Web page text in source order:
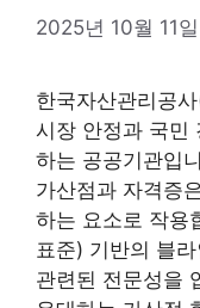
2025년 10월 11일
한국자산관리공
시장 안정과 국민
하는 공공기관입
가산점과 자격증
하는 요소로 작용
표준) 기반의 블
관련된 전문성을